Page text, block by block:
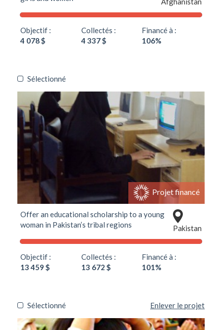
Objectif :
4 078 $
Collectés :
4 337 $
Financé à :
106%
Sélectionné
Projet financé
Offer an educational scholarship to a young
woman in Pakistan’s tribal regions
Pakistan
Objectif :
13 459 $
Collectés :
13 672 $
Financé à :
101%
Sélectionné Enlever le projet